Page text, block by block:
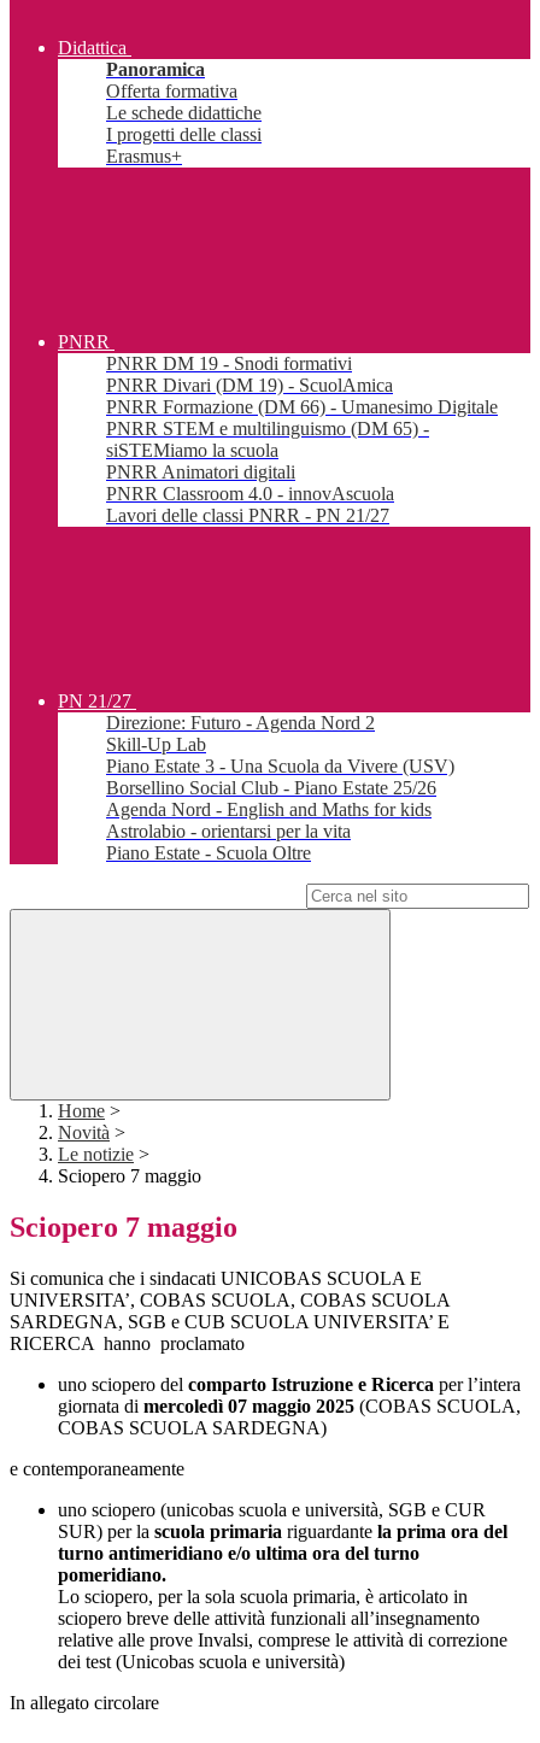
Didattica
Panoramica
Offerta formativa
Le schede didattiche
I progetti delle classi
Erasmus+
PNRR
PNRR DM 19 - Snodi formativi
PNRR Divari (DM 19) - ScuolAmica
PNRR Formazione (DM 66) - Umanesimo Digitale
PNRR STEM e multilinguismo (DM 65) -
siSTEMiamo la scuola
PNRR Animatori digitali
PNRR Classroom 4.0 - innovAscuola
Lavori delle classi PNRR - PN 21/27
PN 21/27
Direzione: Futuro - Agenda Nord 2
Skill-Up Lab
Piano Estate 3 - Una Scuola da Vivere (USV)
Borsellino Social Club - Piano Estate 25/26
Agenda Nord - English and Maths for kids
Astrolabio - orientarsi per la vita
Piano Estate - Scuola Oltre
Home >
Novità >
Le notizie >
Sciopero 7 maggio
Sciopero 7 maggio
Si comunica che i sindacati UNICOBAS SCUOLA E
UNIVERSITA’, COBAS SCUOLA, COBAS SCUOLA
SARDEGNA, SGB e CUB SCUOLA UNIVERSITA’ E
RICERCA hanno proclamato
uno sciopero del comparto Istruzione e Ricerca per l’intera
giornata di mercoledì 07 maggio 2025 (COBAS SCUOLA,
COBAS SCUOLA SARDEGNA)
e contemporaneamente
uno sciopero (unicobas scuola e università, SGB e CUR
SUR) per la scuola primaria riguardante la prima ora del
turno antimeridiano e/o ultima ora del turno
pomeridiano.
Lo sciopero, per la sola scuola primaria, è articolato in
sciopero breve delle attività funzionali all’insegnamento
relative alle prove Invalsi, comprese le attività di correzione
dei test (Unicobas scuola e università)
In allegato circolare